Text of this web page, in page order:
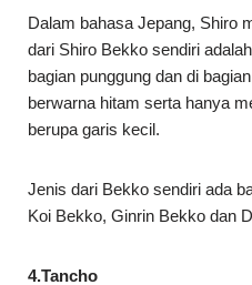
Dalam bahasa Jepang, Shiro
dari Shiro Bekko sendiri
bagian punggung dan di
berwarna hitam serta hanya
berupa garis kecil.
Jenis dari Bekko sendiri ada
Koi Bekko, Ginrin Bekko dan
4.Tancho